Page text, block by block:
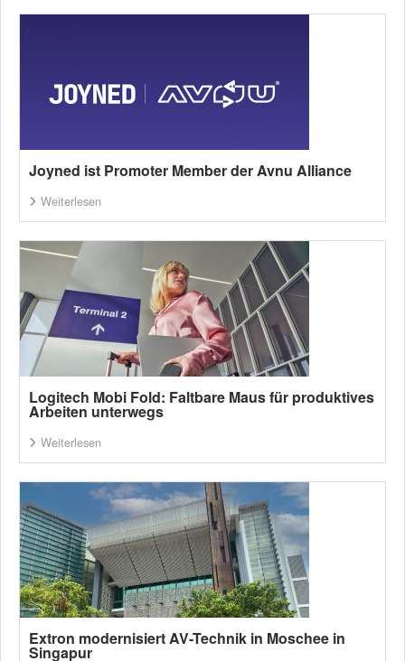
Joyned ist Promoter Member der Avnu Alliance
Weiterlesen
Logitech Mobi Fold: Faltbare Maus für produktives
Arbeiten unterwegs
Weiterlesen
Extron modernisiert AV-Technik in Moschee in
Singapur